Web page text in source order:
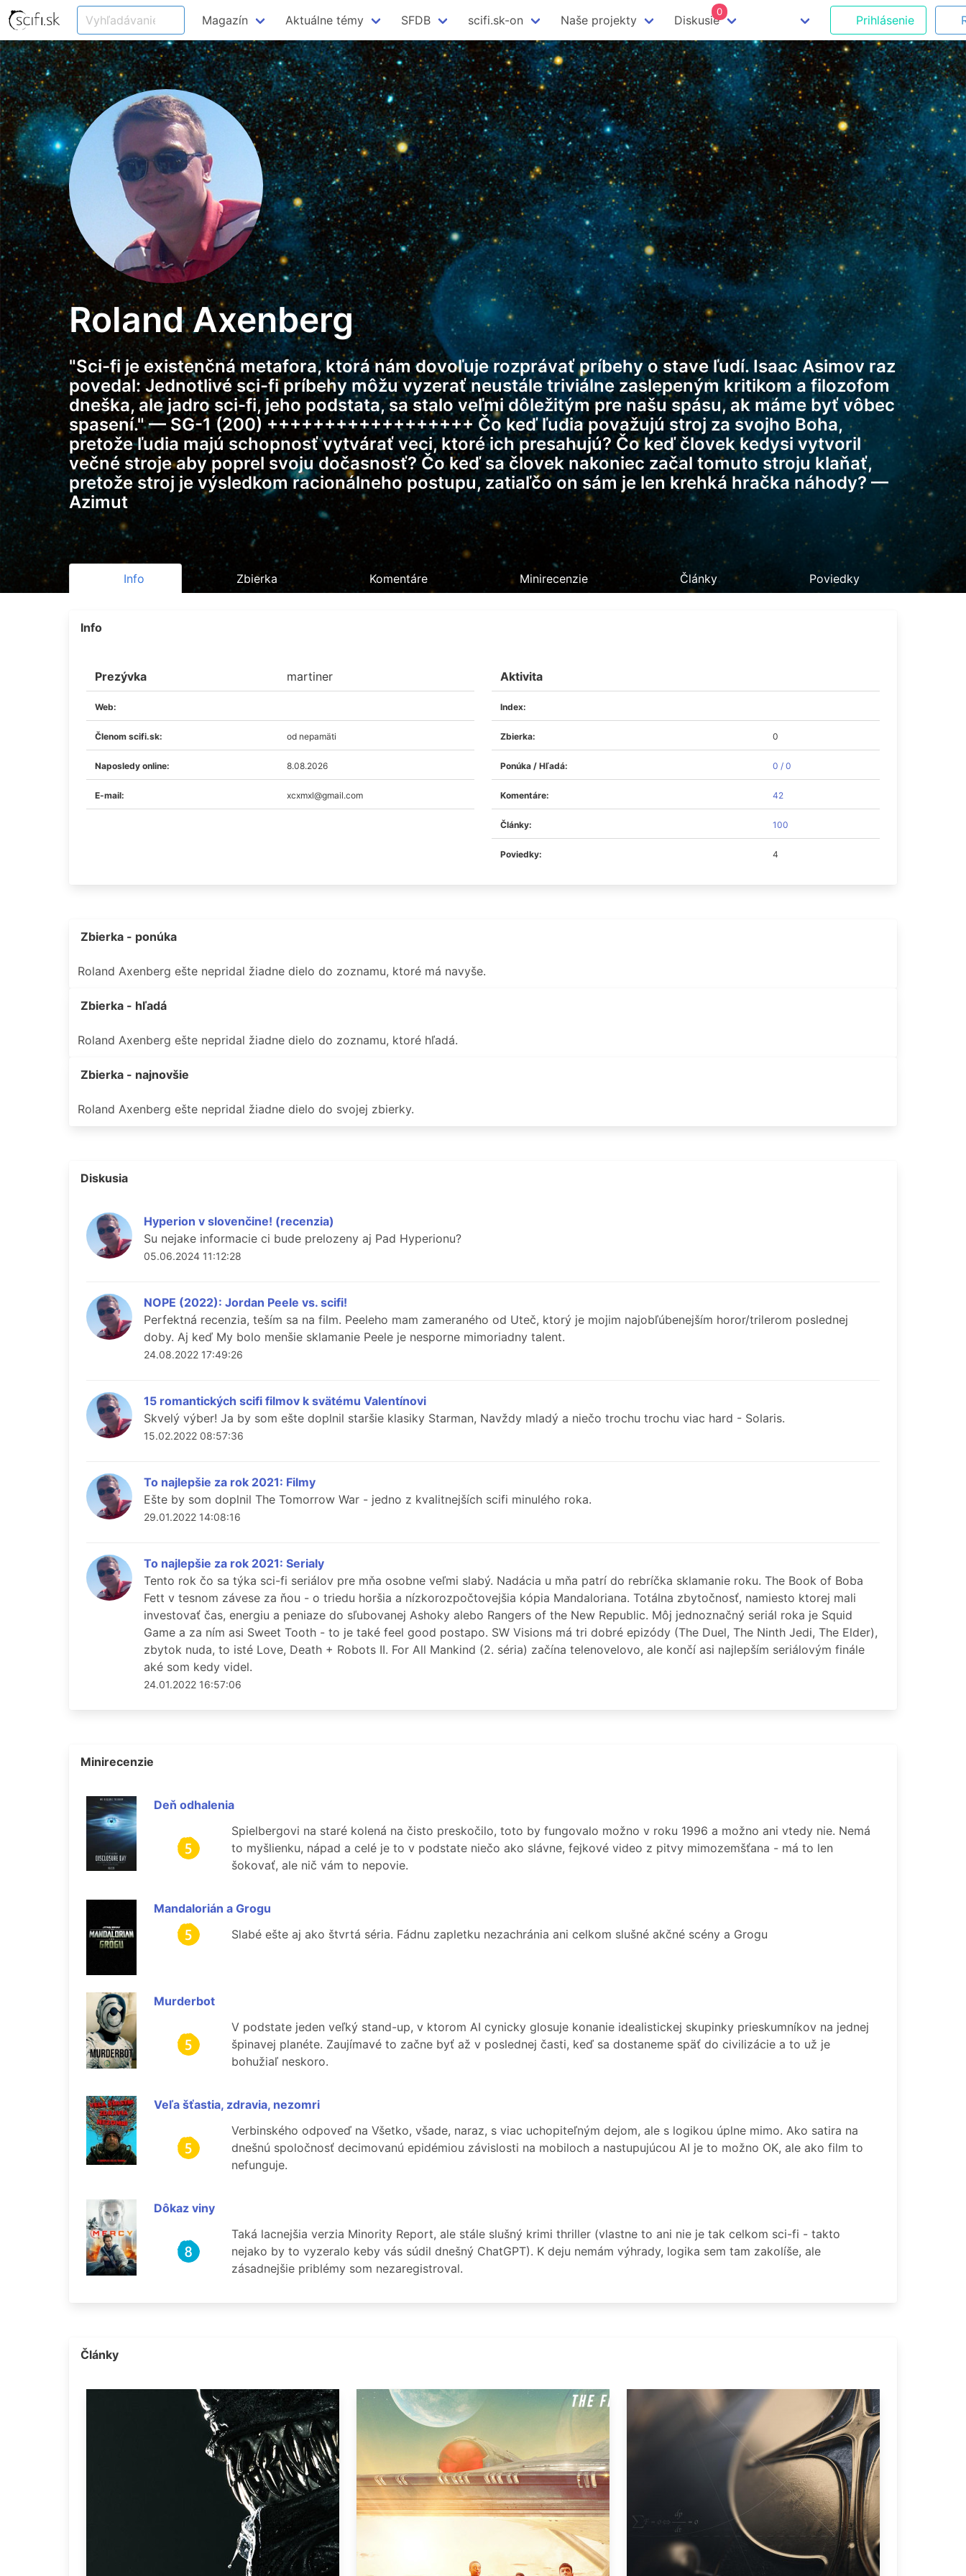
Magazín Aktuálne témy SFDB scifi.sk-on Naše projekty Diskusie
0
Prihlásenie
Roland Axenberg
"Sci-fi je existenčná metafora, ktorá nám dovoľuje rozprávať príbehy o stave ľudí. Isaac Asimov raz
povedal: Jednotlivé sci-fi príbehy môžu vyzerať neustále triviálne zaslepeným kritikom a filozofom
dneška, ale jadro sci-fi, jeho podstata, sa stalo veľmi dôležitým pre našu spásu, ak máme byť vôbec
spasení." — SG-1 (200) ++++++++++++++++++ Čo keď ľudia považujú stroj za svojho Boha,
pretože ľudia majú schopnosť vytvárať veci, ktoré ich presahujú? Čo keď človek kedysi vytvoril
večné stroje aby poprel svoju dočasnosť? Čo keď sa človek nakoniec začal tomuto stroju klaňať,
pretože stroj je výsledkom racionálneho postupu, zatiaľčo on sám je len krehká hračka náhody? —
Azimut
Info Zbierka Komentáre Minirecenzie Články Poviedky
Info
Prezývka martiner
Web:
Členom scifi.sk: od nepamäti
Naposledy online: 8.08.2026
E-mail: xcxmxl@gmail.com
Aktivita
Index:
Zbierka: 0
Ponúka / Hľadá: 0 / 0
Komentáre: 42
Články: 100
Poviedky: 4
Zbierka - ponúka
Roland Axenberg ešte nepridal žiadne dielo do zoznamu, ktoré má navyše.
Zbierka - hľadá
Roland Axenberg ešte nepridal žiadne dielo do zoznamu, ktoré hľadá.
Zbierka - najnovšie
Roland Axenberg ešte nepridal žiadne dielo do svojej zbierky.
Diskusia
Hyperion v slovenčine! (recenzia)
Su nejake informacie ci bude prelozeny aj Pad Hyperionu?
05.06.2024 11:12:28
NOPE (2022): Jordan Peele vs. scifi!
Perfektná recenzia, teším sa na film. Peeleho mam zameraného od Uteč, ktorý je mojim najobľúbenejším horor/trilerom poslednej
doby. Aj keď My bolo menšie sklamanie Peele je nesporne mimoriadny talent.
24.08.2022 17:49:26
15 romantických scifi filmov k svätému Valentínovi
Skvelý výber! Ja by som ešte doplnil staršie klasiky Starman, Navždy mladý a niečo trochu trochu viac hard - Solaris.
15.02.2022 08:57:36
To najlepšie za rok 2021: Filmy
Ešte by som doplnil The Tomorrow War - jedno z kvalitnejších scifi minulého roka.
29.01.2022 14:08:16
To najlepšie za rok 2021: Serialy
Tento rok čo sa týka sci-fi seriálov pre mňa osobne veľmi slabý. Nadácia u mňa patrí do rebríčka sklamanie roku. The Book of Boba
Fett v tesnom závese za ňou - o triedu horšia a nízkorozpočtovejšia kópia Mandaloriana. Totálna zbytočnosť, namiesto ktorej mali
investovať čas, energiu a peniaze do sľubovanej Ashoky alebo Rangers of the New Republic. Môj jednoznačný seriál roka je Squid
Game a za ním asi Sweet Tooth - to je také feel good postapo. SW Visions má tri dobré epizódy (The Duel, The Ninth Jedi, The Elder),
zbytok nuda, to isté Love, Death + Robots II. For All Mankind (2. séria) začína telenovelovo, ale končí asi najlepším seriálovým finále
aké som kedy videl.
24.01.2022 16:57:06
Minirecenzie
Deň odhalenia
Spielbergovi na staré kolená na čisto preskočilo, toto by fungovalo možno v roku 1996 a možno ani vtedy nie. Nemá
to myšlienku, nápad a celé je to v podstate niečo ako slávne, fejkové video z pitvy mimozemšťana - má to len
šokovať, ale nič vám to nepovie.
Mandalorián a Grogu
Slabé ešte aj ako štvrtá séria. Fádnu zapletku nezachránia ani celkom slušné akčné scény a Grogu
Murderbot
V podstate jeden veľký stand-up, v ktorom AI cynicky glosuje konanie idealistickej skupinky prieskumníkov na jednej
špinavej planéte. Zaujímavé to začne byť až v poslednej časti, keď sa dostaneme späť do civilizácie a to už je
bohužiaľ neskoro.
Veľa šťastia, zdravia, nezomri
Verbinského odpoveď na Všetko, všade, naraz, s viac uchopiteľným dejom, ale s logikou úplne mimo. Ako satira na
dnešnú spoločnosť decimovanú epidémiou závislosti na mobiloch a nastupujúcou AI je to možno OK, ale ako film to
nefunguje.
Dôkaz viny
Taká lacnejšia verzia Minority Report, ale stále slušný krimi thriller (vlastne to ani nie je tak celkom sci-fi - takto
nejako by to vyzeralo keby vás súdil dnešný ChatGPT). K deju nemám výhrady, logika sem tam zakolíše, ale
zásadnejšie priblémy som nezaregistroval.
Články